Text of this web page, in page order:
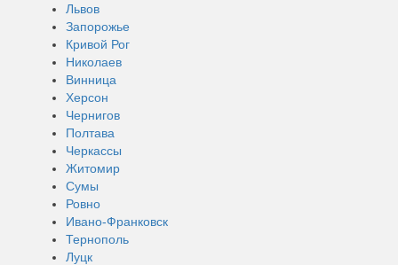
Львов
Запорожье
Кривой Рог
Николаев
Винница
Херсон
Чернигов
Полтава
Черкассы
Житомир
Сумы
Ровно
Ивано-Франковск
Тернополь
Луцк